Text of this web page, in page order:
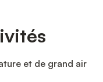
et de grand air